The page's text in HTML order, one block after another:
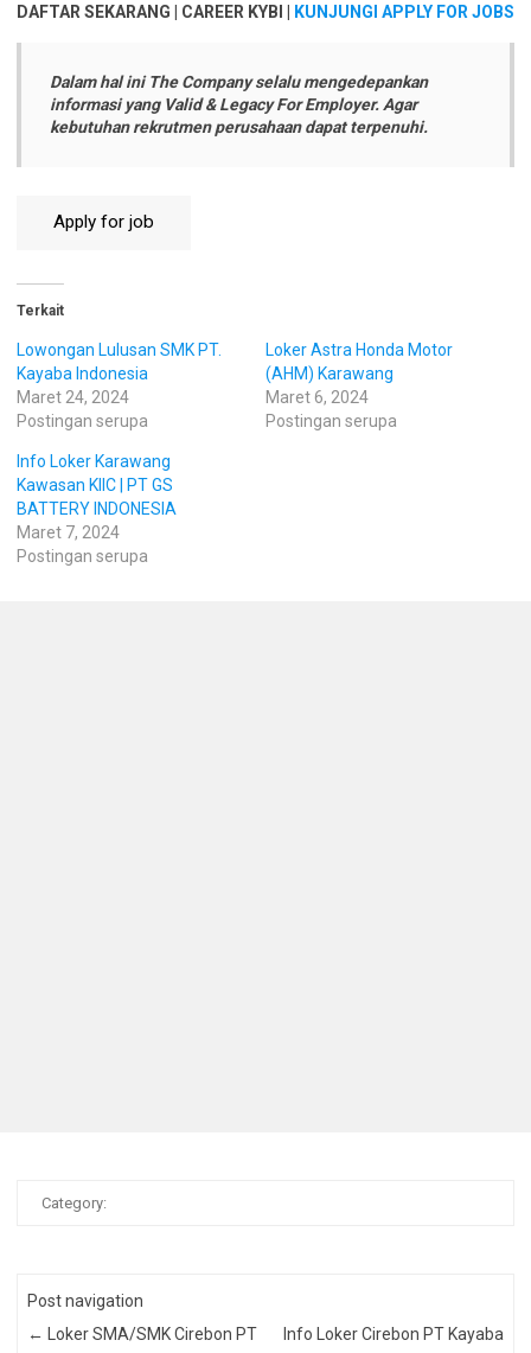
DAFTAR SEKARANG | CAREER KYBI |
KUNJUNGI APPLY FOR JOBS
Dalam hal ini The Company selalu mengedepankan
informasi yang Valid & Legacy For Employer. Agar
kebutuhan rekrutmen perusahaan dapat terpenuhi.
Terkait
Lowongan Lulusan SMK PT.
Kayaba Indonesia
Maret 24, 2024
Postingan serupa
Loker Astra Honda Motor
(AHM) Karawang
Maret 6, 2024
Postingan serupa
Info Loker Karawang
Kawasan KIIC | PT GS
BATTERY INDONESIA
Maret 7, 2024
Postingan serupa
Category:
Post navigation
←
Loker SMA/SMK Cirebon PT Info Loker Cirebon PT Kayaba